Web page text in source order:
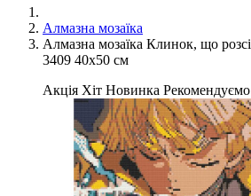
Алмазна мозаїка
Алмазна мозаїка Клинок, що
3409 40x50 см
Акція Хіт Новинка Рекомендуємо